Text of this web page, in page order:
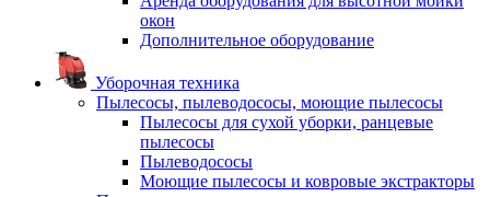
окон
Дополнительное оборудование
Уборочная техника
Пылесосы, пылеводососы, моющие пылесосы
Пылесосы для сухой уборки, ранцевые
пылесосы
Пылеводососы
Моющие пылесосы и ковровые экстракторы